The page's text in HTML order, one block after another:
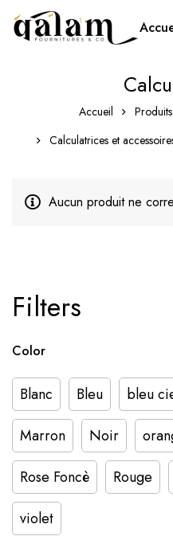
Accueil Produits
Calculatrices et
Filters
Color
Blanc Bleu bleu
Marron
Noir
Rose Foncè
Rouge
violet
Aucun produit ne